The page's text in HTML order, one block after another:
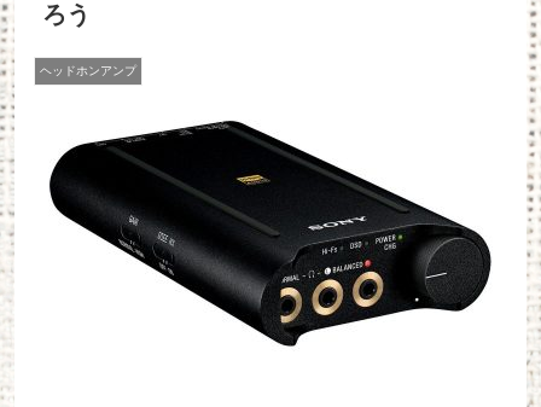
ろう
ヘッドホンアンプ